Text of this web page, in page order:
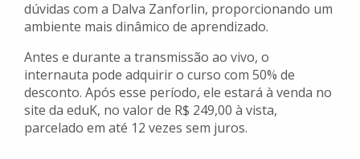
dúvidas com a Dalva Zanforlin, proporcionando um
ambiente mais dinâmico de aprendizado.
Antes e durante a transmissão ao vivo, o
internauta pode adquirir o curso com 50% de
desconto. Após esse período, ele estará à venda no
site da eduK, no valor de R$ 249,00 à vista,
parcelado em até 12 vezes sem juros.